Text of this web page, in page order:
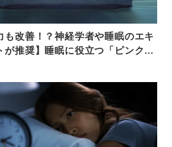
も改善！？神経学者や睡眠のエキ
が推奨】睡眠に役立つ「ピンクノ
？